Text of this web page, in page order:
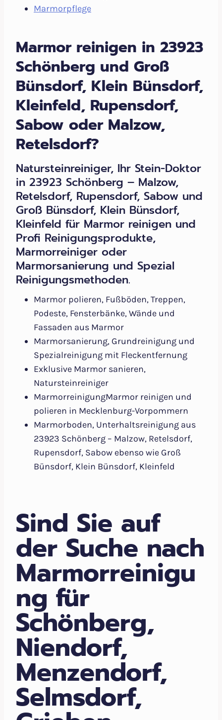
Marmorpflege
Marmor reinigen in 23923
Schönberg und Groß
Bünsdorf, Klein Bünsdorf,
Kleinfeld, Rupensdorf,
Sabow oder Malzow,
Retelsdorf?
Natursteinreiniger, Ihr Stein-Doktor
in 23923 Schönberg – Malzow,
Retelsdorf, Rupensdorf, Sabow und
Groß Bünsdorf, Klein Bünsdorf,
Kleinfeld für Marmor reinigen und
Profi Reinigungsprodukte,
Marmorreiniger oder
Marmorsanierung und Spezial
Reinigungsmethoden.
Marmor polieren, Fußböden, Treppen,
Podeste, Fensterbänke, Wände und
Fassaden aus Marmor
Marmorsanierung, Grundreinigung und
Spezialreinigung mit Fleckentfernung
Exklusive Marmor sanieren,
Natursteinreiniger
MarmorreinigungMarmor reinigen und
polieren in Mecklenburg-Vorpommern
Marmorboden, Unterhaltsreinigung aus
23923 Schönberg – Malzow, Retelsdorf,
Rupensdorf, Sabow ebenso wie Groß
Bünsdorf, Klein Bünsdorf, Kleinfeld
Sind Sie auf
der Suche nach
Marmorreinigu
ng für
Schönberg,
Niendorf,
Menzendorf,
Selmsdorf,